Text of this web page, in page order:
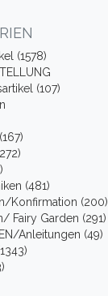
(1578)
(107)
(481)
Konfirmation (200)
Fairy Garden (291)
Anleitungen (49)